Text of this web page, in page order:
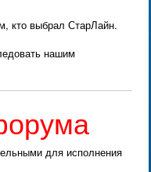
кто выбрал СтарЛайн.
нашим
для исполнения